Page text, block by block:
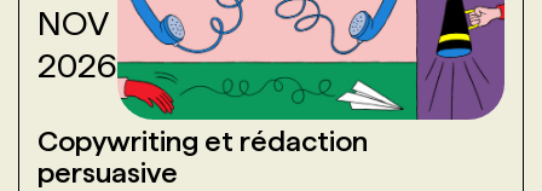
NOV
2026
Copywriting et rédaction
persuasive